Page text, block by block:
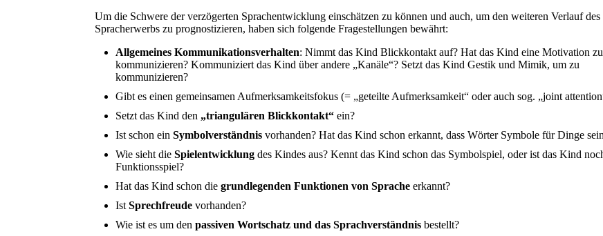
Um die Schwere der verzögerten Sprachentwicklung einschätzen zu können und auch, um den weiteren Verlauf des
Spracherwerbs zu prognostizieren, haben sich folgende Fragestellungen bewährt:
Allgemeines Kommunikationsverhalten: Nimmt das Kind Blickkontakt auf? Hat das Kind eine Motivation zu
kommunizieren? Kommuniziert das Kind über andere „Kanäle“? Setzt das Kind Gestik und Mimik, um zu
kommunizieren?
Gibt es einen gemeinsamen Aufmerksamkeitsfokus (= „geteilte Aufmerksamkeit“ oder auch sog. „joint
Setzt das Kind den „triangulären Blickkontakt“ ein?
Ist schon ein Symbolverständnis vorhanden? Hat das Kind schon erkannt, dass Wörter Symbole für Dinge
Wie sieht die Spielentwicklung des Kindes aus? Kennt das Kind schon das Symbolspiel, oder ist das Kind
Funktionsspiel?
Hat das Kind schon die grundlegenden Funktionen von Sprache erkannt?
Ist Sprechfreude vorhanden?
Wie ist es um den passiven Wortschatz und das Sprachverständnis bestellt?